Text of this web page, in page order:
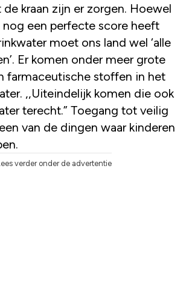
kraan zijn er zorgen. Hoewel
nog een perfecte score heeft
moet ons land wel ‘alle
Er komen onder meer grote
farmaceutische stoffen in het
,,Uiteindelijk komen die ook
terecht.” Toegang tot veilig
van de dingen waar kinderen
verder onder de advertentie